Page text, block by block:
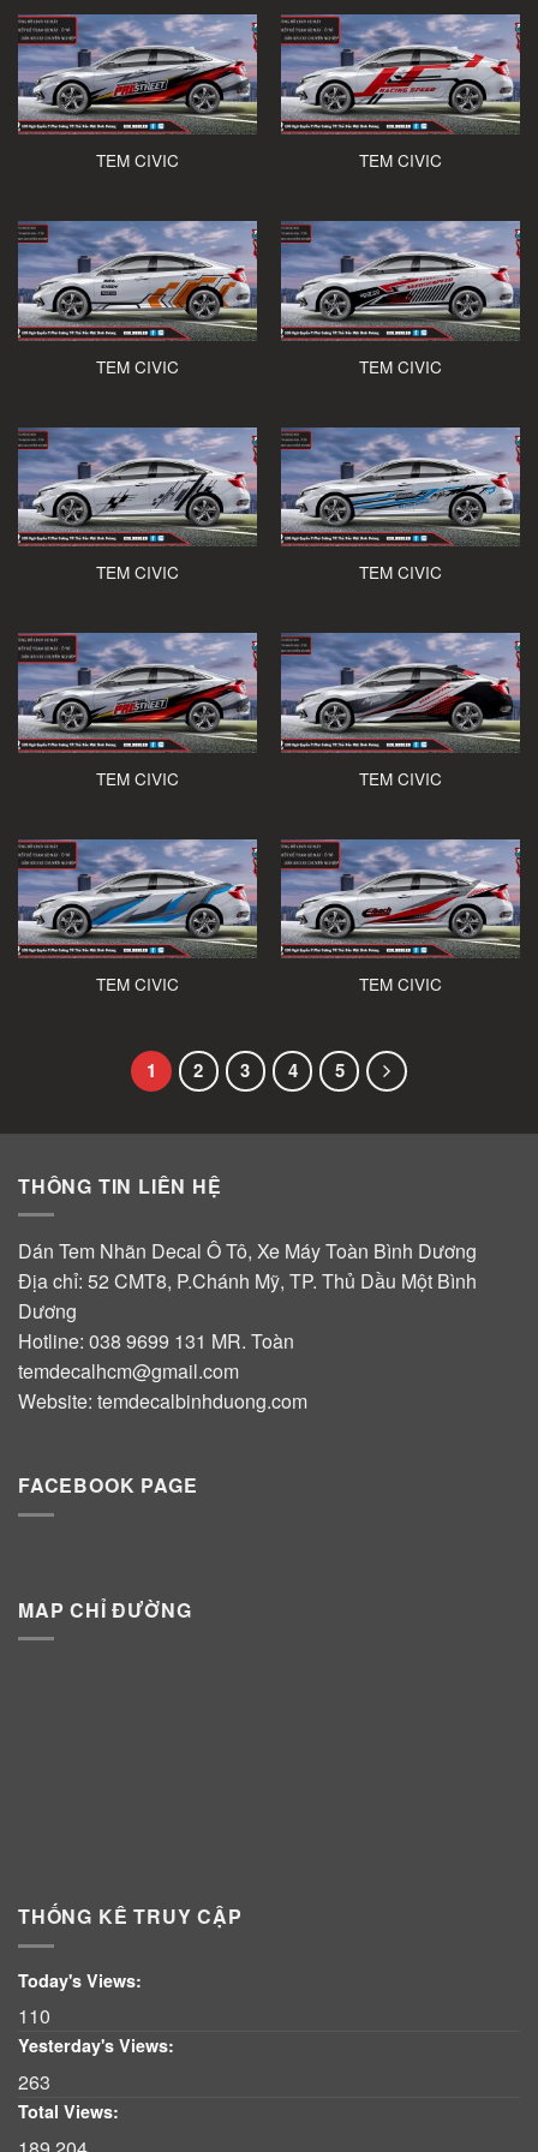
TEM CIVIC TEM CIVIC
TEM CIVIC TEM CIVIC
TEM CIVIC TEM CIVIC
TEM CIVIC TEM CIVIC
TEM CIVIC TEM CIVIC
1 2 3 4 5
THÔNG TIN LIÊN HỆ
Dán Tem Nhãn Decal Ô Tô, Xe Máy Toàn Bình Dương
Địa chỉ: 52 CMT8, P.Chánh Mỹ, TP. Thủ Dầu Một Bình
Dương
Hotline: 038 9699 131 MR. Toàn
temdecalhcm@gmail.com
Website: temdecalbinhduong.com
FACEBOOK PAGE
MAP CHỈ ĐƯỜNG
THỐNG KÊ TRUY CẬP
Today's Views:
110
Yesterday's Views:
263
Total Views: